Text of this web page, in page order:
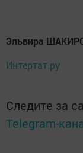
Эльвира
Интертат.ру
Следите за
Telegram-